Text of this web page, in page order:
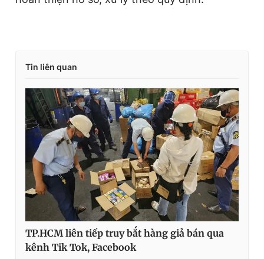
Tin liên quan
TP.HCM liên tiếp truy bắt hàng giả bán qua
kênh Tik Tok, Facebook